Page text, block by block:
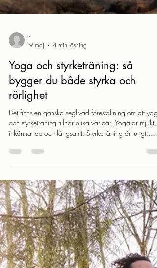
-
9 maj
4 min läsning
Yoga och styrketräning: så
bygger du både styrka och
rörlighet
Det finns en ganska seglivad föreställning om att yoga
och styrketräning tillhör olika världar. Yoga är mjukt,
inkännande och långsamt. Styrketräning är tungt,
prestationsinriktat och… ja, ganska långt därifrån.
Kanske har du till och med tänkt att du behöver välja.
Antingen det ena – eller det andra. Men precis som
med yoga och löpning är sanningen ofta mer